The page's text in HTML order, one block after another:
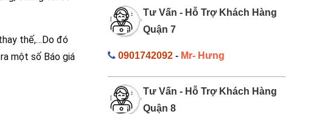
thế,…Do đó
một số Báo giá
Tư Vấn - Hỗ Trợ Khách Hàng
Quận 7
0901742092- Mr- Hưng
Tư Vấn - Hỗ Trợ Khách Hàng
Quận 8